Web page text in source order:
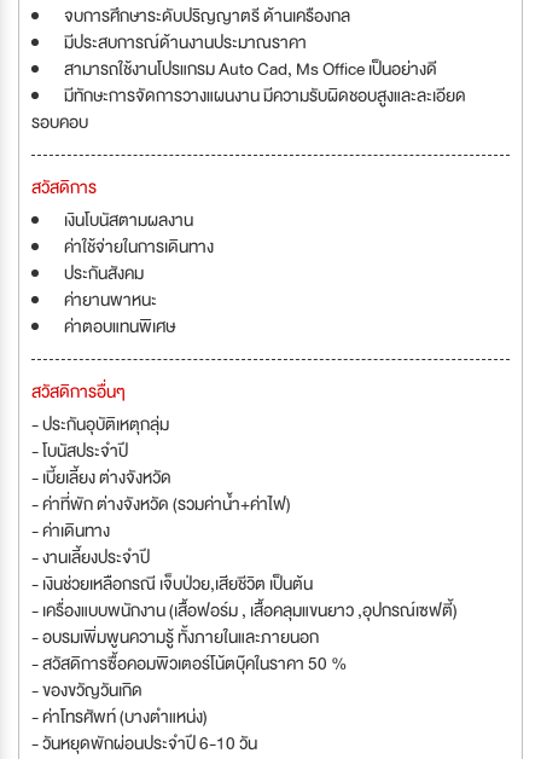
จบการศึกษาระดับปริญญาตรี ด้านเครืองกล
มีประสบการณ์ด้านงานประมาณราคา
สามารถใช้งานโปรแกรม Auto Cad, Ms Office เป็นอย่างดี
มีทักษะการจัดการวางแผนงาน มีความรับผิดชอบสูงและละเอียด
รอบคอบ
สวัสดิการ
เงินโบนัสตามผลงาน
ค่าใช้จ่ายในการเดินทาง
ประกันสังคม
ค่ายานพาหนะ
ค่าตอบแทนพิเศษ
สวัสดิการอื่นๆ
- ประกันอุบัติเหตุกลุ่ม
- โบนัสประจำปี
- เบี้ยเลี้ยง ต่างจังหวัด
- ค่าที่พัก ต่างจังหวัด (รวมค่าน้ำ+ค่าไฟ)
- ค่าเดินทาง
- งานเลี้ยงประจำปี
- เงินช่วยเหลือกรณี เจ็บป่วย,เสียชีวิต เป็นต้น
- เครื่องแบบพนักงาน (เสื้อฟอร์ม , เสื้อคลุมแขนยาว ,อุปกรณ์เซฟตี้)
- อบรมเพิ่มพูนความรู้ ทั้งภายในและภายนอก
- สวัสดิการซื้อคอมพิวเตอร์โน้ตบุ๊คในราคา 50 %
- ของขวัญวันเกิด
- ค่าโทรศัพท์ (บางตำแหน่ง)
- วันหยุดพักผ่อนประจำปี 6-10 วัน